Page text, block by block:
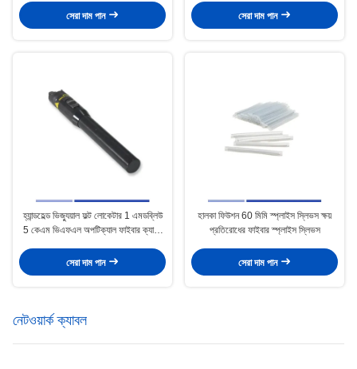
সেরা দাম পান সেরা দাম পান
হ্যান্ডহেল্ড ভিজ্যুয়াল ফল্ট লোকেটার 1 এমডব্লিউ
5 কেএম ভিএফএল অপটিক্যাল ফাইবার ক্যাবল
সেরা দাম পান
হালকা ফিউশন 60 মিমি স্প্লাইস স্লিভস ক্ষয়
প্রতিরোধের ফাইবার স্প্লাইস স্লিভস
সেরা দাম পান
নেটওয়ার্ক ক্যাবল